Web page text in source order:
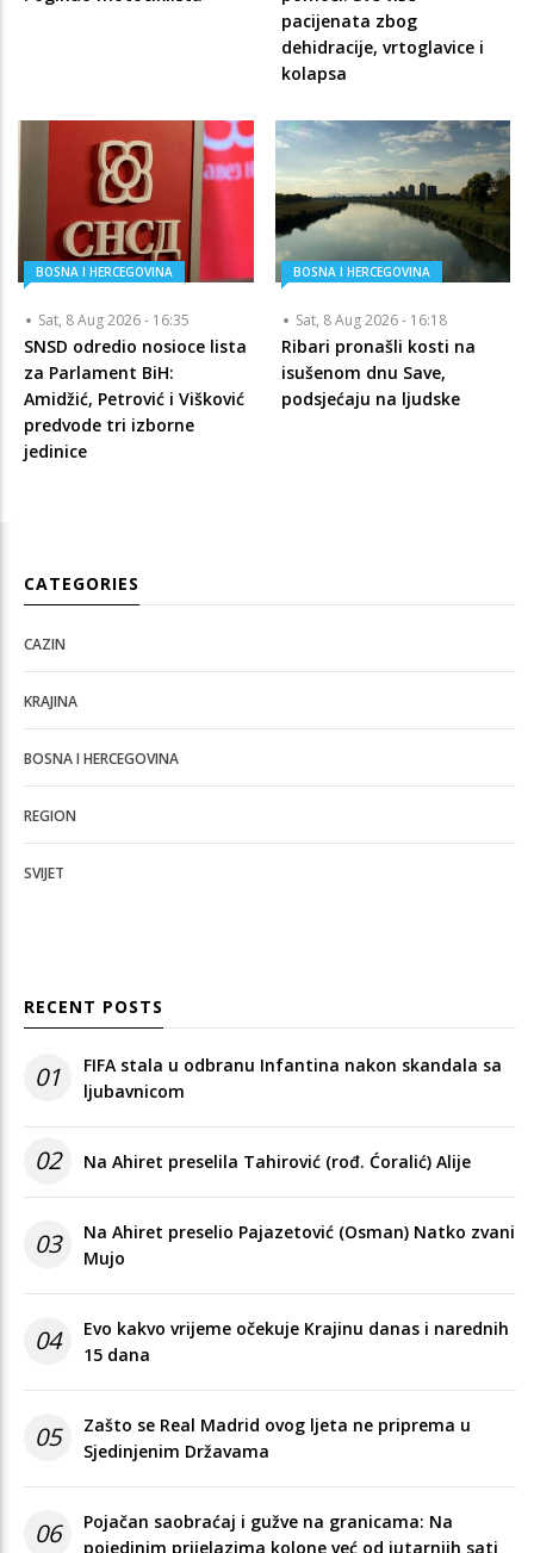
pacijenata zbog
dehidracije, vrtoglavice i
kolapsa
BOSNA I HERCEGOVINA
Sat, 8 Aug 2026 - 16:35
SNSD odredio nosioce lista
za Parlament BiH:
Amidžić, Petrović i Višković
predvode tri izborne
jedinice
BOSNA I HERCEGOVINA
Sat, 8 Aug 2026 - 16:18
Ribari pronašli kosti na
isušenom dnu Save,
podsjećaju na ljudske
CATEGORIES
CAZIN
KRAJINA
BOSNA I HERCEGOVINA
REGION
SVIJET
RECENT POSTS
01
FIFA stala u odbranu Infantina nakon skandala sa
ljubavnicom
02 Na Ahiret preselila Tahirović (rođ. Ćoralić) Alije
03
Na Ahiret preselio Pajazetović (Osman) Natko zvani
Mujo
04
Evo kakvo vrijeme očekuje Krajinu danas i narednih
15 dana
05
Zašto se Real Madrid ovog ljeta ne priprema u
Sjedinjenim Državama
06
Pojačan saobraćaj i gužve na granicama: Na
pojedinim prijelazima kolone već od jutarnjih sati